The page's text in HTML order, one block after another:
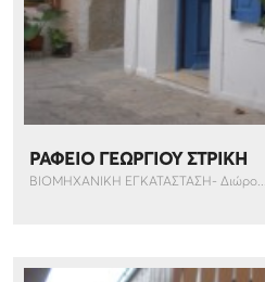
ΡΑΦΕΙΟ ΓΕΩΡΓΙΟΥ ΣΤΡΙΚΗ
ΒΙΟΜΗΧΑΝΙΚΗ ΕΓΚΑΤΑΣΤΑΣΗ- Διώρο...